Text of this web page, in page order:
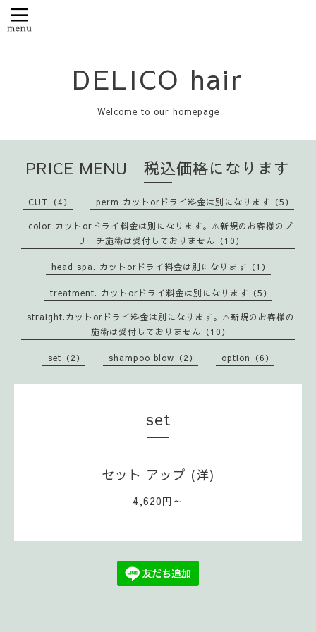
DELICO hair
Welcome to our homepage
PRICE MENU 税込価格になります
CUT（4） perm カットorドライ料金は別になります（5）
color カットorドライ料金は別になります。⚠️新規のお客様のブ
リーチ施術は受付しておりません（10）
head spa. カットorドライ料金は別になります（1）
treatment. カットorドライ料金は別になります（5）
straight.カットorドライ料金は別になります。⚠️新規のお客様の
施術は受付しておりません（10）
set（2） shampoo blow（2） option（6）
set
セット アップ (洋)
4,620円～